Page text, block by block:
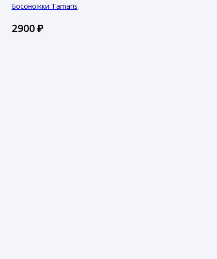
Босоножки Tamaris
2900₽